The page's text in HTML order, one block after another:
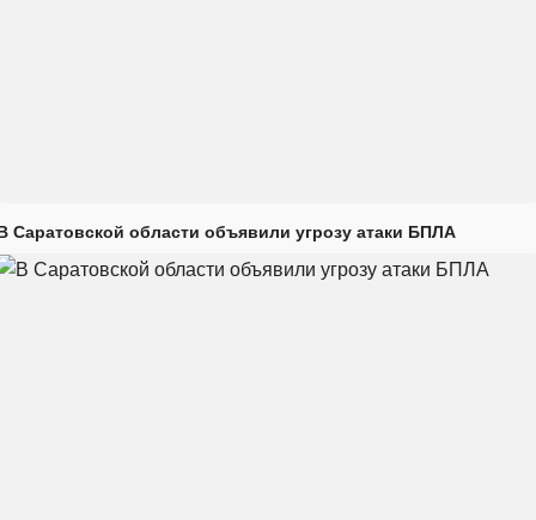
Саратовской области объявили угрозу атаки БПЛА